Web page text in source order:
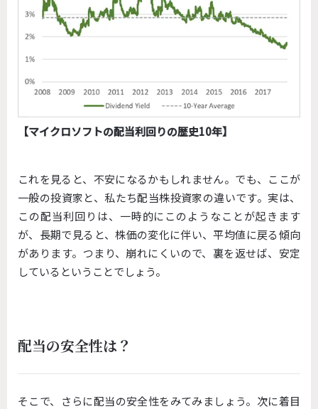
【マイクロソフトの配当利回りの歴史10年】
これを見ると、不安になるかもしれません。でも、ここが
一般の投資家と、私たち配当株投資家の違いです。実は、
この配当利回りは、一時的にこのようなことが起きます
が、長期で見ると、株価の変化に伴い、平均値に戻る傾向
があります。つまり、崩れにくいので、裏を返せば、安定
しているということでしょう。
配当の安全性は？
そこで、さらに配当の安全性をみてみましょう。次に着目